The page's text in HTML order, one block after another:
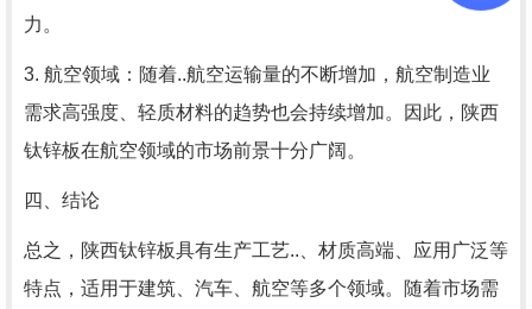
力。
3. 航空领域：随着..航空运输量的不断增加，航空制造业
需求高强度、轻质材料的趋势也会持续增加。因此，陕西
钛锌板在航空领域的市场前景十分广阔。
四、结论
总之，陕西钛锌板具有生产工艺..、材质高端、应用广泛等
特点，适用于建筑、汽车、航空等多个领域。随着市场需